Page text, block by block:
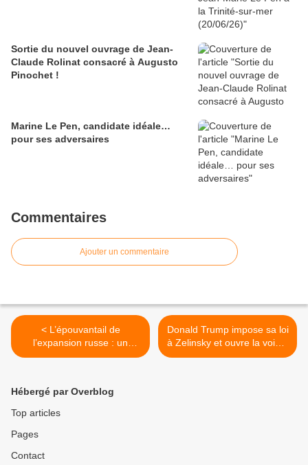
Sortie du nouvel ouvrage de Jean-
Claude Rolinat consacré à Augusto
Pinochet !
Marine Le Pen, candidate idéale…
pour ses adversaires
Commentaires
Ajouter un commentaire
< L’épouvantail de
l’expansion russe : un
fantasme occidental
Donald Trump impose sa loi
à Zelinsky et ouvre la voie à
la paix >
Hébergé par Overblog
Top articles
Pages
Contact